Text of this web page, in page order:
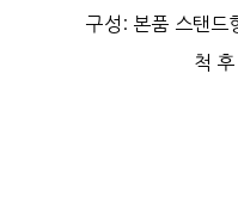
구성: 본품 스탠드
척